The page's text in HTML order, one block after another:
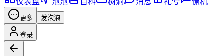
更多 发泡泡
登录